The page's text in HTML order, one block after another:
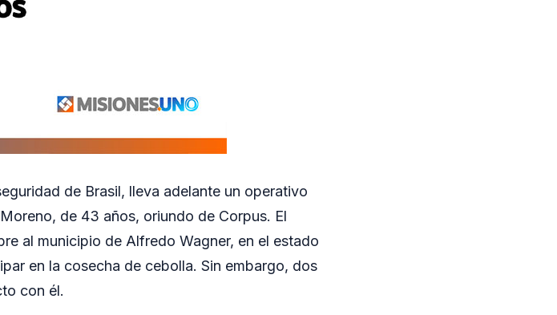
de Brasil, lleva adelante un operativo
de 43 años, oriundo de Corpus. El
al municipio de Alfredo Wagner, en el estado
en la cosecha de cebolla. Sin embargo, dos
con él.